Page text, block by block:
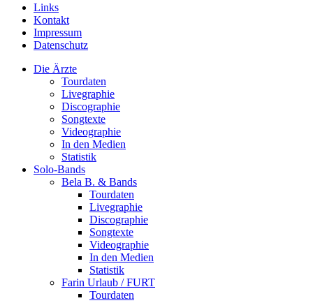
Links
Kontakt
Impressum
Datenschutz
Die Ärzte
Tourdaten
Livegraphie
Discographie
Songtexte
Videographie
In den Medien
Statistik
Solo-Bands
Bela B. & Bands
Tourdaten
Livegraphie
Discographie
Songtexte
Videographie
In den Medien
Statistik
Farin Urlaub / FURT
Tourdaten